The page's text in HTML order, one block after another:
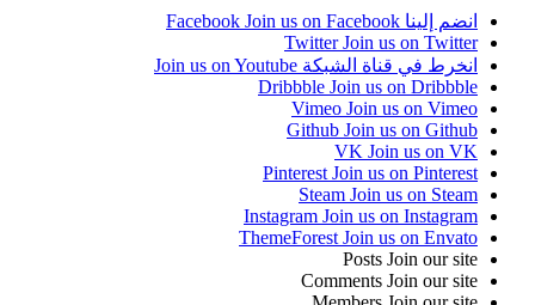
انضم إلينا Facebook Join us on Facebook
Twitter Join us on Twitter
انخرط في قناة الشبكة Join us on Youtube
Dribbble Join us on Dribbble
Vimeo Join us on Vimeo
Github Join us on Github
VK Join us on VK
Pinterest Join us on Pinterest
Steam Join us on Steam
Instagram Join us on Instagram
ThemeForest Join us on Envato
Posts Join our site
Comments Join our site